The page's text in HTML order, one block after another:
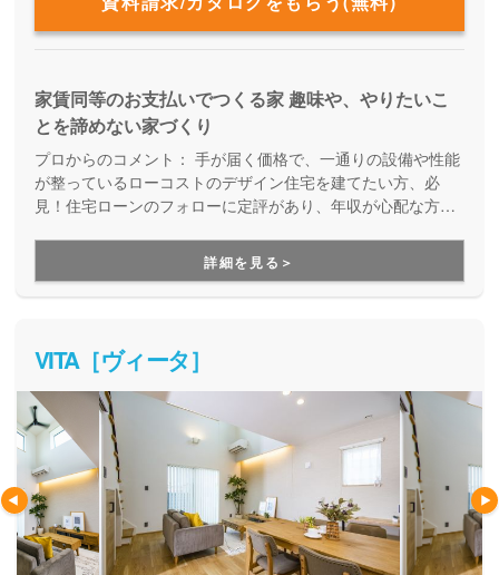
家賃同等のお支払いでつくる家 趣味や、やりたいこ
とを諦めない家づくり
プロからのコメント： 手が届く価格で、一通りの設備や性能
が整っているローコストのデザイン住宅を建てたい方、必
見！住宅ローンのフォローに定評があり、年収が心配な方や
不安がある方も全力応援してくれる家づくりパートナーで
す。
詳細を見る＞
VITA［ヴィータ］